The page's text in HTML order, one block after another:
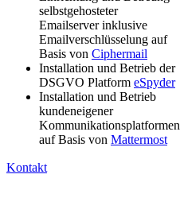
selbstgehosteter
Emailserver inklusive
Emailverschlüsselung auf
Basis von Ciphermail
Installation und Betrieb der
DSGVO Platform eSpyder
Installation und Betrieb
kundeneigener
Kommunikationsplatformen
auf Basis von Mattermost
Kontakt